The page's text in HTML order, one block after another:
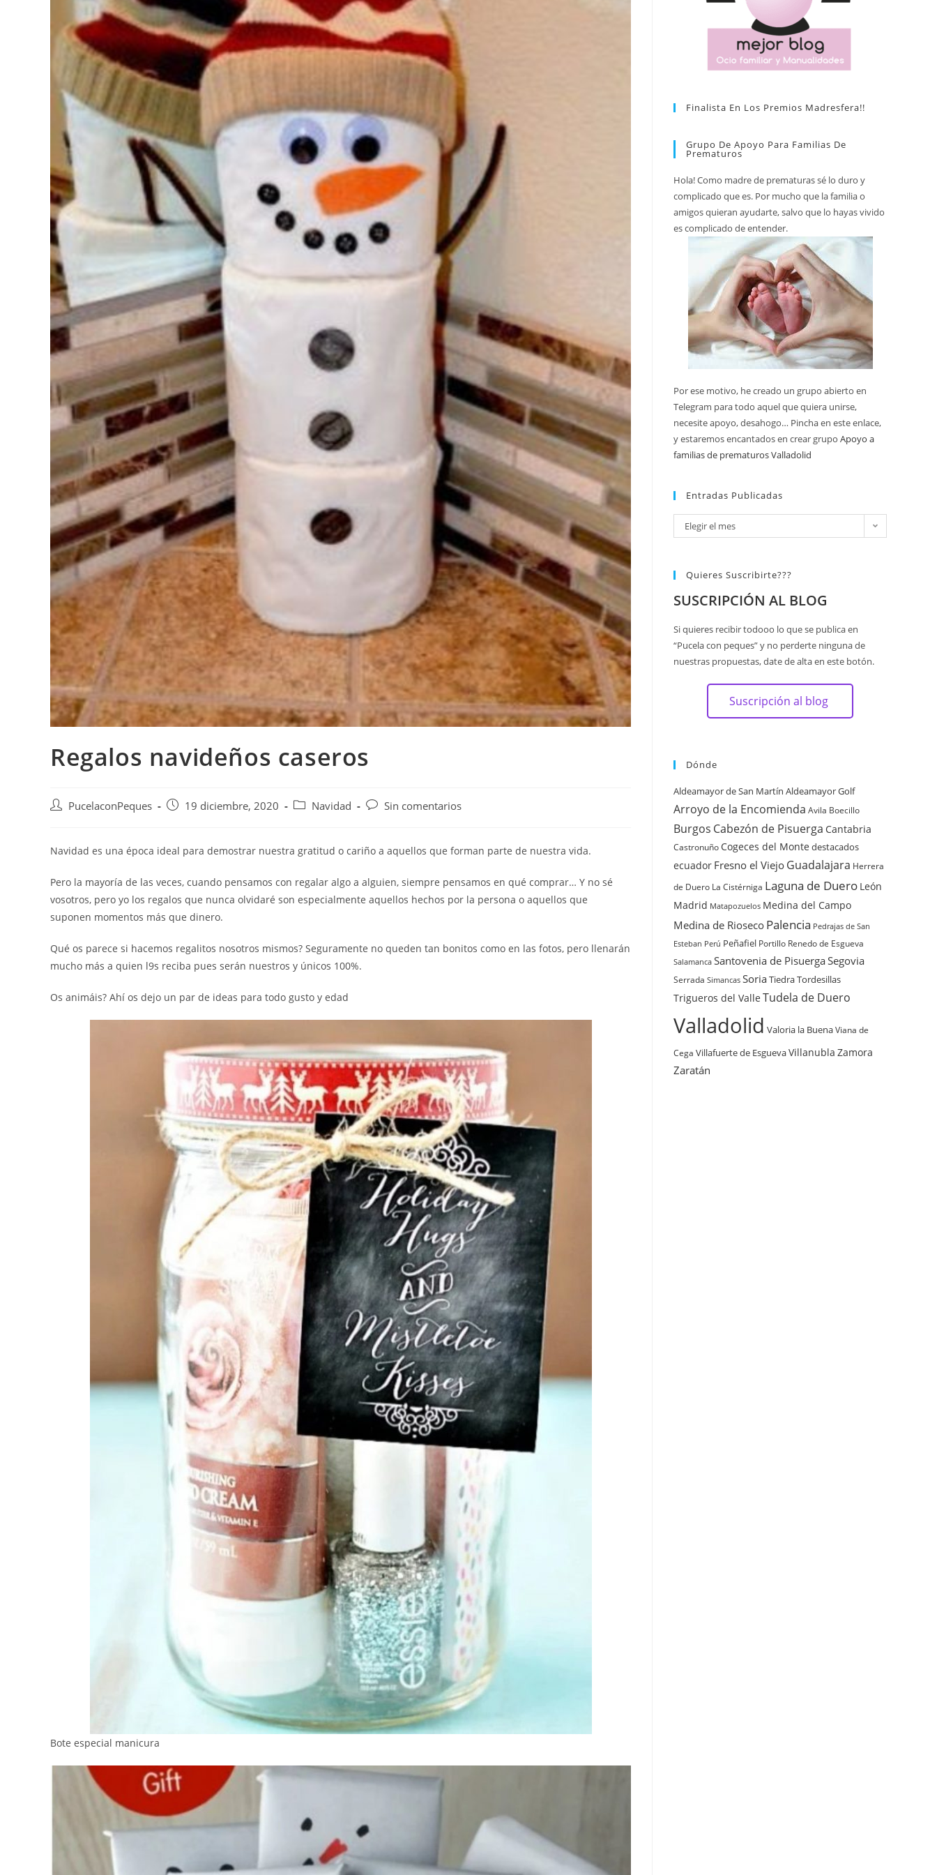
Regalos navideños caseros
PucelaconPeques 19 diciembre, 2020 Navidad Sin comentarios
Navidad es una época ideal para demostrar nuestra gratitud o cariño a aquellos que forman parte de nuestra vida.
Pero la mayoría de las veces, cuando pensamos con regalar algo a alguien, siempre pensamos en qué comprar… Y no sé
vosotros, pero yo los regalos que nunca olvidaré son especialmente aquellos hechos por la persona o aquellos que
suponen momentos más que dinero.
Qué os parece si hacemos regalitos nosotros mismos? Seguramente no queden tan bonitos como en las fotos, pero llenarán
mucho más a quien l9s reciba pues serán nuestros y únicos 100%.
Os animáis? Ahí os dejo un par de ideas para todo gusto y edad
Bote especial manicura
Finalista En Los Premios Madresfera!!
Grupo De Apoyo Para Familias De
Prematuros
Hola! Como madre de prematuras sé lo duro y
complicado que es. Por mucho que la familia o
amigos quieran ayudarte, salvo que lo hayas vivido
es complicado de entender.
Por ese motivo, he creado un grupo abierto en
Telegram para todo aquel que quiera unirse,
necesite apoyo, desahogo… Pincha en este enlace,
y estaremos encantados en crear grupo Apoyo a
familias de prematuros Valladolid
Entradas Publicadas
Elegir el mes
Quieres Suscribirte???
SUSCRIPCIÓN AL BLOG
Si quieres recibir todooo lo que se publica en
“Pucela con peques” y no perderte ninguna de
nuestras propuestas, date de alta en este botón.
Suscripción al blog
Dónde
Aldeamayor de San Martín Aldeamayor Golf
Arroyo de la Encomienda Avila Boecillo
Burgos Cabezón de Pisuerga Cantabria
Castronuño Cogeces del Monte destacados
ecuador Fresno el Viejo Guadalajara Herrera
de Duero La Cistérniga Laguna de Duero León
Madrid Matapozuelos Medina del Campo
Medina de Rioseco Palencia Pedrajas de San
Esteban Perú Peñafiel Portillo Renedo de Esgueva
Salamanca Santovenia de PisuergaSegovia
Serrada Simancas SoriaTiedraTordesillas
Trigueros del Valle Tudela de Duero
Valladolid Valoria la Buena Viana de
Cega Villafuerte de EsguevaVillanubla Zamora
Zaratán